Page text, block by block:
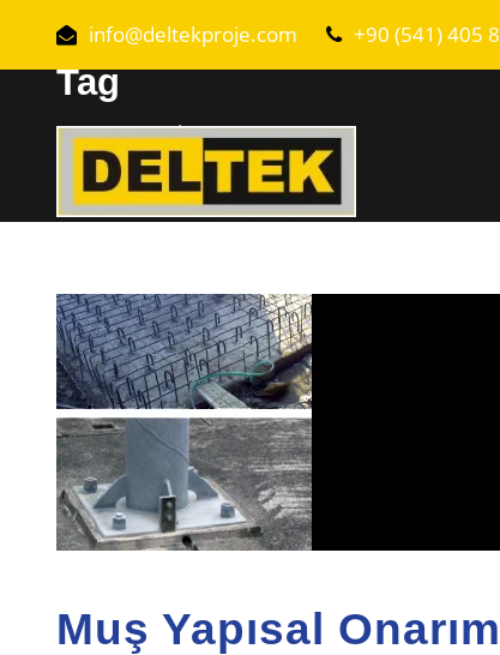
info@deltekproje.com +90 (541) 405
Tag
MUŞ EPOKSI UYGULAMASI
Muş Yapısal